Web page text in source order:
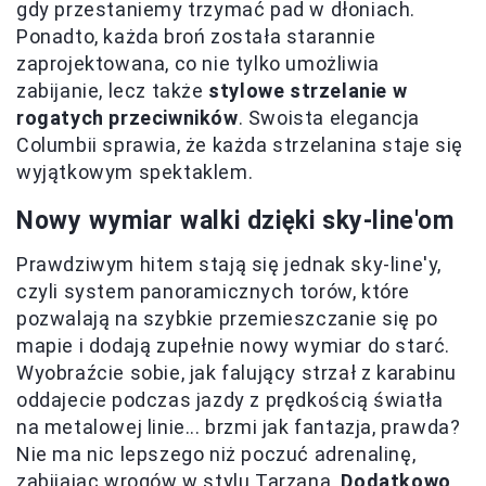
gdy przestaniemy trzymać pad w dłoniach.
Ponadto, każda broń została starannie
zaprojektowana, co nie tylko umożliwia
zabijanie, lecz także stylowe strzelanie w
rogatych przeciwników. Swoista elegancja
Columbii sprawia, że każda strzelanina staje się
wyjątkowym spektaklem.
Nowy wymiar walki dzięki sky-line'om
Prawdziwym hitem stają się jednak sky-line'y,
czyli system panoramicznych torów, które
pozwalają na szybkie przemieszczanie się po
mapie i dodają zupełnie nowy wymiar do starć.
Wyobraźcie sobie, jak falujący strzał z karabinu
oddajecie podczas jazdy z prędkością światła
na metalowej linie... brzmi jak fantazja, prawda?
Nie ma nic lepszego niż poczuć adrenalinę,
zabijając wrogów w stylu Tarzana. Dodatkowo,